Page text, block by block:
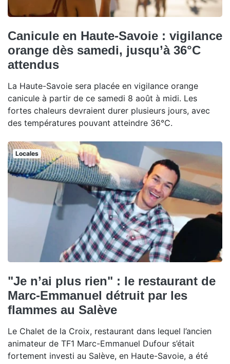
Canicule en Haute-Savoie : vigilance
orange dès samedi, jusqu’à 36°C
attendus
La Haute-Savoie sera placée en vigilance orange
canicule à partir de ce samedi 8 août à midi. Les
fortes chaleurs devraient durer plusieurs jours, avec
des températures pouvant atteindre 36°C.
Locales
"Je n’ai plus rien" : le restaurant de
Marc-Emmanuel détruit par les
flammes au Salève
Le Chalet de la Croix, restaurant dans lequel l’ancien
animateur de TF1 Marc-Emmanuel Dufour s’était
fortement investi au Salève, en Haute-Savoie, a été